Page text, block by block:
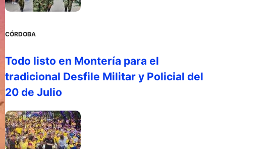
CÓRDOBA
Todo listo en Montería para el
tradicional Desfile Militar y Policial del
20 de Julio